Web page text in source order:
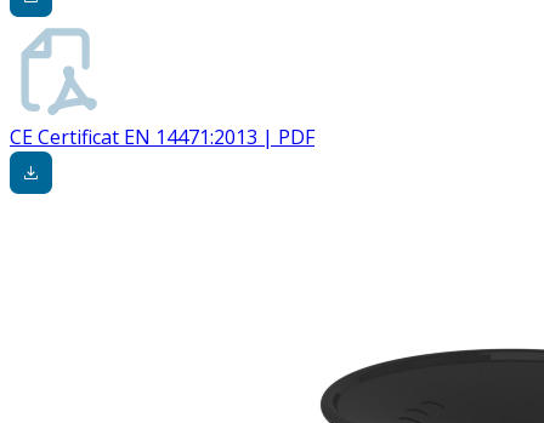
CE Certificat EN 14471:2013 | PDF